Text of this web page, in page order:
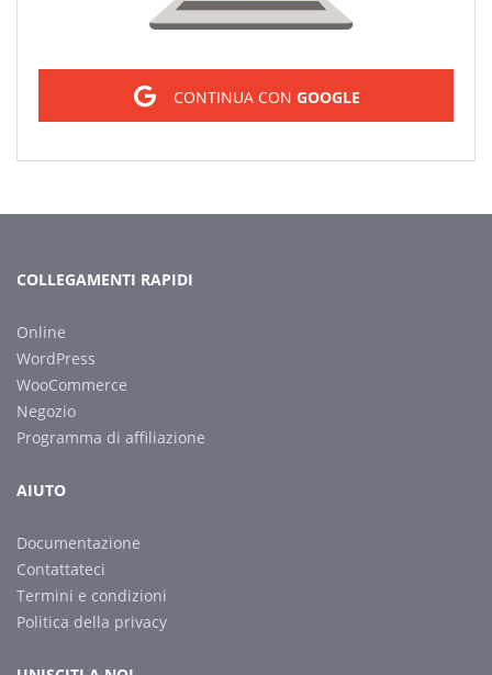
CONTINUA CON GOOGLE
COLLEGAMENTI RAPIDI
Online
WordPress
WooCommerce
Negozio
Programma di affiliazione
AIUTO
Documentazione
Contattateci
Termini e condizioni
Politica della privacy